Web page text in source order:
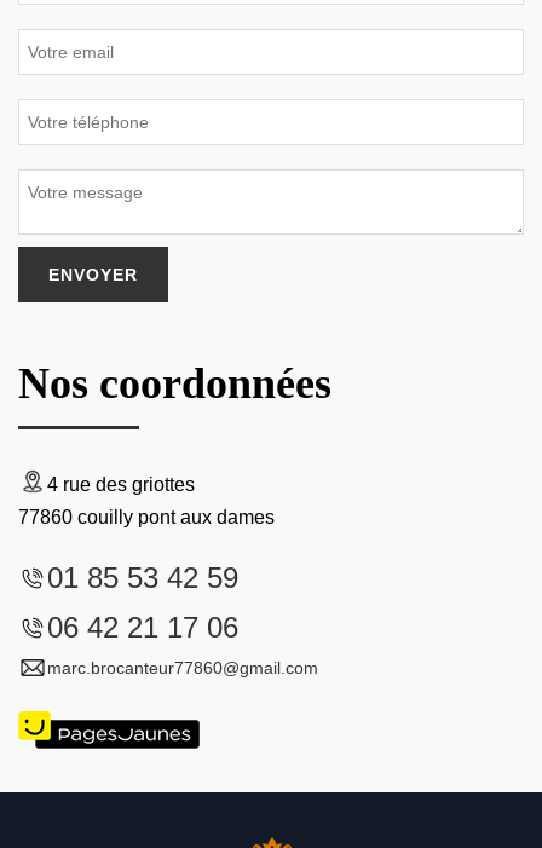
Nos coordonnées
4 rue des griottes
77860 couilly pont aux dames
01 85 53 42 59
06 42 21 17 06
marc.brocanteur77860@gmail.com